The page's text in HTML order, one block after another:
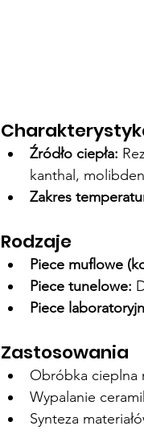
Źródło ciepła:
kanthal,
Zakres
Rodzaje
Piece muflowe
Piece tunelowe:
Piece
Zastosowania
Obróbka cieplna
Wypalanie
Synteza